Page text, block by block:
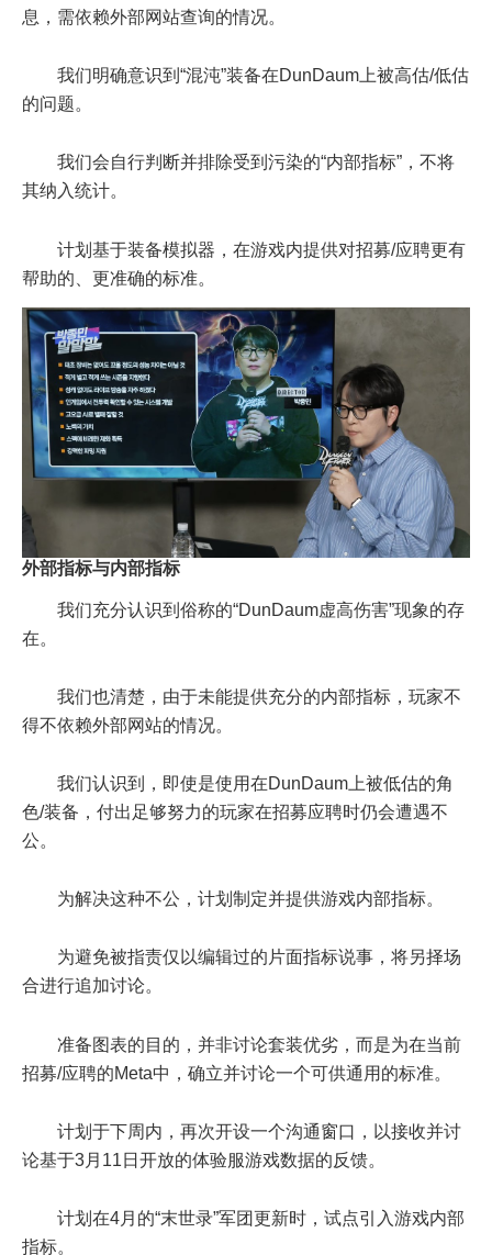
息，需依赖外部网站查询的情况。
我们明确意识到“混沌”装备在DunDaum上被高估/低估
的问题。
我们会自行判断并排除受到污染的“内部指标”，不将
其纳入统计。
计划基于装备模拟器，在游戏内提供对招募/应聘更有
帮助的、更准确的标准。
外部指标与内部指标
我们充分认识到俗称的“DunDaum虚高伤害”现象的存
在。
我们也清楚，由于未能提供充分的内部指标，玩家不
得不依赖外部网站的情况。
我们认识到，即使是使用在DunDaum上被低估的角
色/装备，付出足够努力的玩家在招募应聘时仍会遭遇不
公。
为解决这种不公，计划制定并提供游戏内部指标。
为避免被指责仅以编辑过的片面指标说事，将另择场
合进行追加讨论。
准备图表的目的，并非讨论套装优劣，而是为在当前
招募/应聘的Meta中，确立并讨论一个可供通用的标准。
计划于下周内，再次开设一个沟通窗口，以接收并讨
论基于3月11日开放的体验服游戏数据的反馈。
计划在4月的“末世录”军团更新时，试点引入游戏内部
指标。